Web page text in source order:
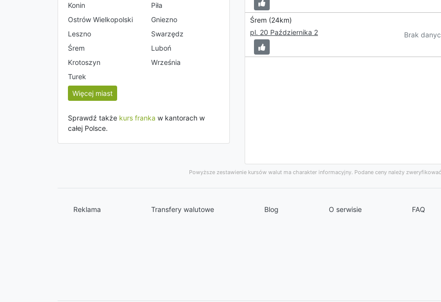
Konin
Piła
Ostrów Wielkopolski
Gniezno
Leszno
Swarzędz
Śrem
Luboń
Krotoszyn
Września
Turek
Więcej miast
Sprawdź także kurs franka w kantorach w
całej Polsce.
Śrem (24km)
pl. 20 Października 2
Brak
Powyższe zestawienie kursów walut ma charakter informacyjny. Podane ceny należy
Reklama Transfery walutowe Blog O serwisie FAQ